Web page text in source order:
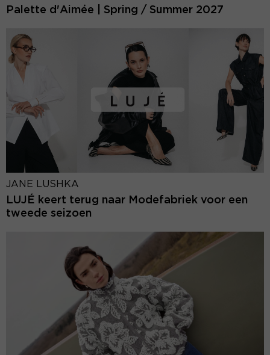
Palette d'Aimée | Spring / Summer 2027
JANE LUSHKA
LUJÉ keert terug naar Modefabriek voor een
tweede seizoen